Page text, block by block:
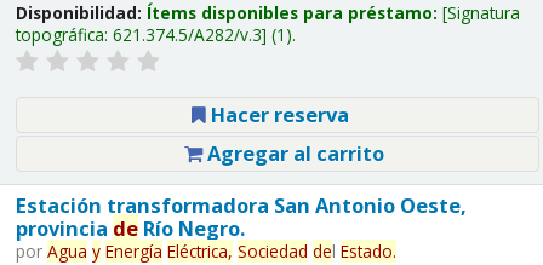
Disponibilidad: Ítems disponibles para préstamo: Signatura
topográfica: 621.374.5/A282/v.3 (1).
Hacer reserva
Agregar al carrito
Estación transformadora San Antonio Oeste,
provincia deRío Negro.
por Agua y Energía Eléctrica, Sociedad del Estado.